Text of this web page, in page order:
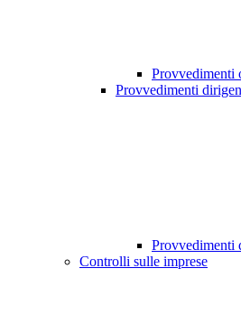
Provvedimenti
Provvedimenti
Provvedimenti
Controlli sulle imprese